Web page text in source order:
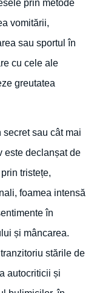
prin metode
vomitării,
sau sportul în
cu cele ale
greutatea
sau cât mai
este declanșat de
tristețe,
foamea intensă
în
și mâncarea.
stările de
autocriticii și